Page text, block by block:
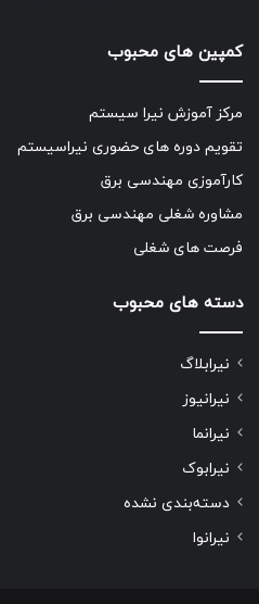
کمپین های محبوب
مرکز آموزش نیرا سیستم
تقویم دوره های حضوری نیراسیستم
کارآموزی مهندسی برق
مشاوره شغلی مهندسی برق
فرصت های شغلی
دسته های محبوب
نیرابلاگ
نیرانیوز
نیرانما
نیرابوک
دسته‌بندی نشده
نیرانوا